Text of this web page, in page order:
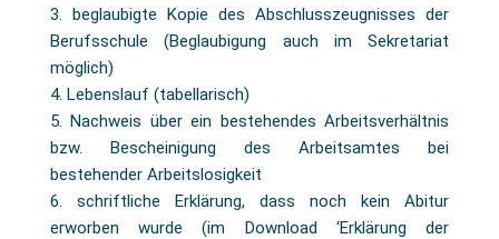
3. beglaubigte Kopie des Abschlusszeugnisses der
Berufsschule (Beglaubigung auch im Sekretariat
möglich)
4. Lebenslauf (tabellarisch)
5. Nachweis über ein bestehendes Arbeitsverhältnis
bzw. Bescheinigung des Arbeitsamtes bei
bestehender Arbeitslosigkeit
6. schriftliche Erklärung, dass noch kein Abitur
erworben wurde (im Download ‘Erklärung der